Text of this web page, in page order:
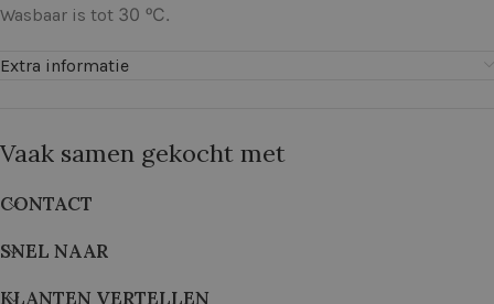
Wasbaar is tot 30 ᵒC.
Extra informatie
Vaak samen gekocht met
CONTACT
SNEL NAAR
KLANTEN VERTELLEN